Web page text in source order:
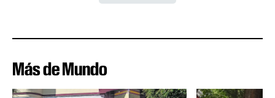
Más de Mundo